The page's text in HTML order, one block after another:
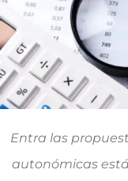
Entra las
autonómicas